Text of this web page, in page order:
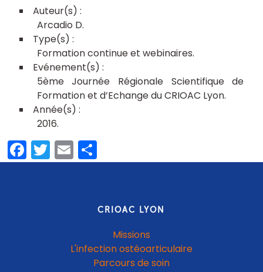
Arcadio D
Formation continue et webinaires
5ème Journée Régionale Scientifique de
Formation et d’Echange du CRIOAC Lyon
2016
Facebook
Twitter
EmailPartager
CRIOAC LYON
Missions
L'infection ostéoarticulaire
Parcours de soin